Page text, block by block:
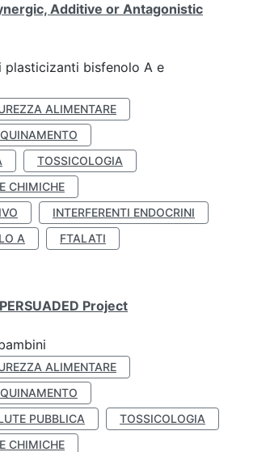
Additive or Antagonistic
plasticizanti bisfenolo A e
ALIMENTARE
TOSSICOLOGIA
CHIMICHE
INTERFERENTI ENDOCRINI
A
FTALATI
Project
ALIMENTARE
PUBBLICA
TOSSICOLOGIA
CHIMICHE